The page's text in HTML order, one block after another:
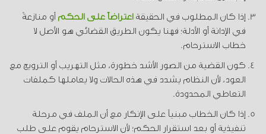
إذا كان المطلوب في الحقيقة اعتراضاً على الحكم أو منازعةً
في الإدانة أو الأدلة؛ فهنا يكون الطريق القضائي هو الأصل لا
خطاب الاسترحام.
كون القضية من الصور الأشد خطورة، مثل التهريب أو الترويج مع
العود، لأن النظام يشدد في هذه الحالات ولا يعاملها كملفات
التعاطي المحدودة.
إذا كان الخطاب مبنياً على الإنكار مع أن الملف في مرحلة
تنفيذية أو بعد استقرار الحكم؛ لأن الاسترحام يقوم على طلب